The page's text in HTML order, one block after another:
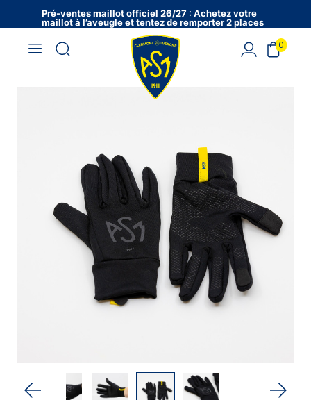
Pré-ventes maillot officiel 26/27 : Achetez votre
maillot à l’aveugle et tentez de remporter 2 places
en VIP !
0